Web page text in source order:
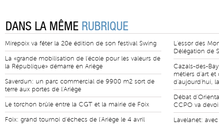
DANS LA MÊME RUBRIQUE
Mirepoix va fêter la 20e édition de son festival Swing
La «grande mobilisation de l'école pour les valeurs de
la République» démarre en Ariège
Saverdun: un parc commercial de 9900 m2 sort de
terre aux portes de l'Ariège
Le torchon brûle entre la CGT et la mairie de Foix
Foix: grand tournoi d'échecs de l'Ariège le 4 avril
L'essor des
Délégation de
Cazals-des-
métiers d'art et
d'aujourd'hui,
Débat
CCPO va
Lavelanet: